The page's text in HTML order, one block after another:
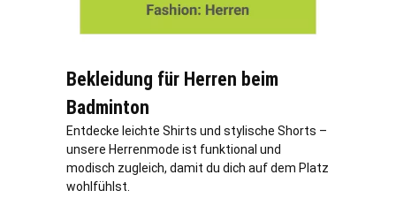
Bekleidung für Herren beim
Badminton
Entdecke leichte Shirts und stylische Shorts –
unsere Herrenmode ist funktional und
modisch zugleich, damit du dich auf dem Platz
wohlfühlst.